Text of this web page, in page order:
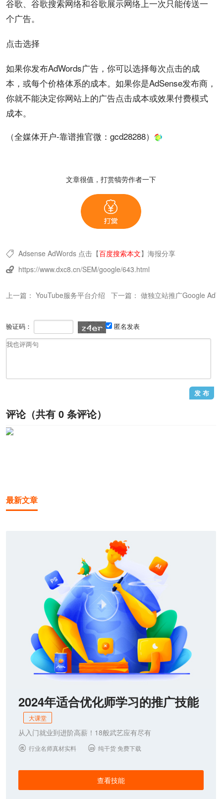
谷歌、谷歌搜索网络和谷歌展示网络上一次只能传送一
个广告。
点击选择
如果你发布AdWords广告，你可以选择每次点击的成
本 ，或每个价格体系的成本。如果你是AdSense发布商，
你就不能决定你网站上的广告点击成本或效果付费模式
成本。
（全媒体开户-靠谱推官微： gcd28288）
文章很值，打赏犒劳作者一下
 Adsense AdWords点击【百度搜索本文】 海报分享
 https://www.dxc8.cn/SEM/google/643.html
上一篇： YouTube服务平台介绍 下一篇： 做独立站推广Google
验证码： 匿名发表
评论（共有 0 条评论）
最新文章
2024年适合优化师学习的推广技能
大课堂
从入门就业到进阶高薪！18般武艺应有尽有
 行业名师真材实料  纯干货 免费下载
查看技能